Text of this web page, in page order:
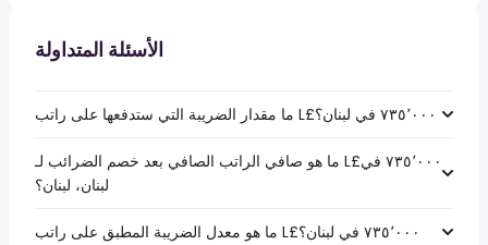
الأسئلة المتداولة
ما هو صافي الراتب الصافي بعد خصم الضرائب لـ L£‏٧٣٥٬٠٠٠ في
لبنان، لبنان؟